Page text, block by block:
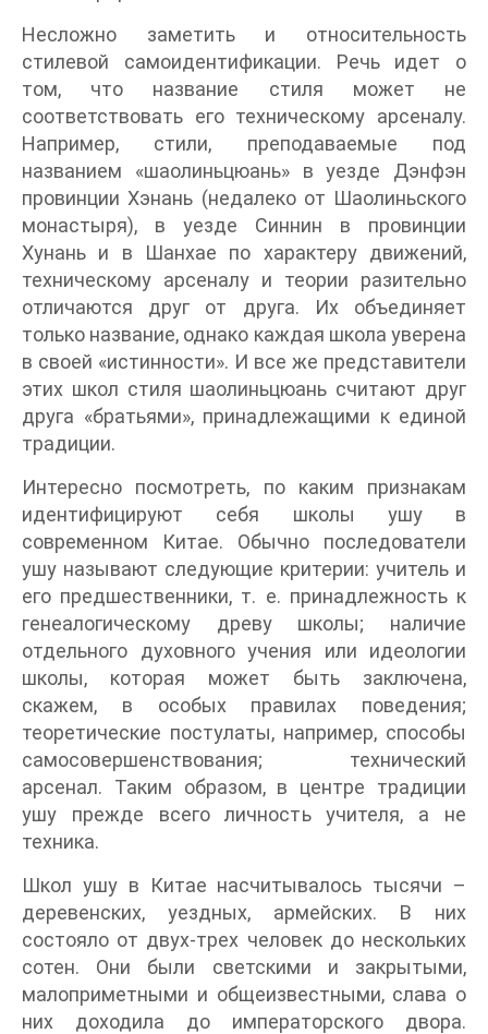
Несложно заметить и относительность
стилевой самоидентификации. Речь идет о
том, что название стиля может не
соответствовать его техническому арсеналу.
Например, стили, преподаваемые под
названием «шаолиньцюань» в уезде Дэнфэн
провинции Хэнань (недалеко от Шаолиньского
монастыря), в уезде Синнин в провинции
Хунань и в Шанхае по характеру движений,
техническому арсеналу и теории разительно
отличаются друг от друга. Их объединяет
только название, однако каждая школа уверена
в своей «истинности». И все же представители
этих школ стиля шаолиньцюань считают друг
друга «братьями», принадлежащими к единой
традиции.
Интересно посмотреть, по каким признакам
идентифицируют себя школы ушу в
современном Китае. Обычно последователи
ушу называют следующие критерии: учитель и
его предшественники, т. е. принадлежность к
генеалогическому древу школы; наличие
отдельного духовного учения или идеологии
школы, которая может быть заключена,
скажем, в особых правилах поведения;
теоретические постулаты, например, способы
самосовершенствования; технический
арсенал. Таким образом, в центре традиции
ушу прежде всего личность учителя, а не
техника.
Школ ушу в Китае насчитывалось тысячи –
деревенских, уездных, армейских. В них
состояло от двух-трех человек до нескольких
сотен. Они были светскими и закрытыми,
малоприметными и общеизвестными, слава о
них доходила до императорского двора.